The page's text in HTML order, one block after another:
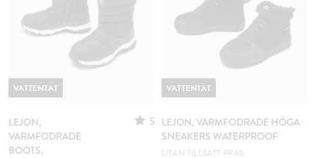
LEJON,
VARMFODRADE
BOOTS,
5
VATTENTÄT
LEJON, VARMFODRADE HÖGA
SNEAKERS WATERPROOF
UTAN TILLSATT PFAS
VATTENTÄT